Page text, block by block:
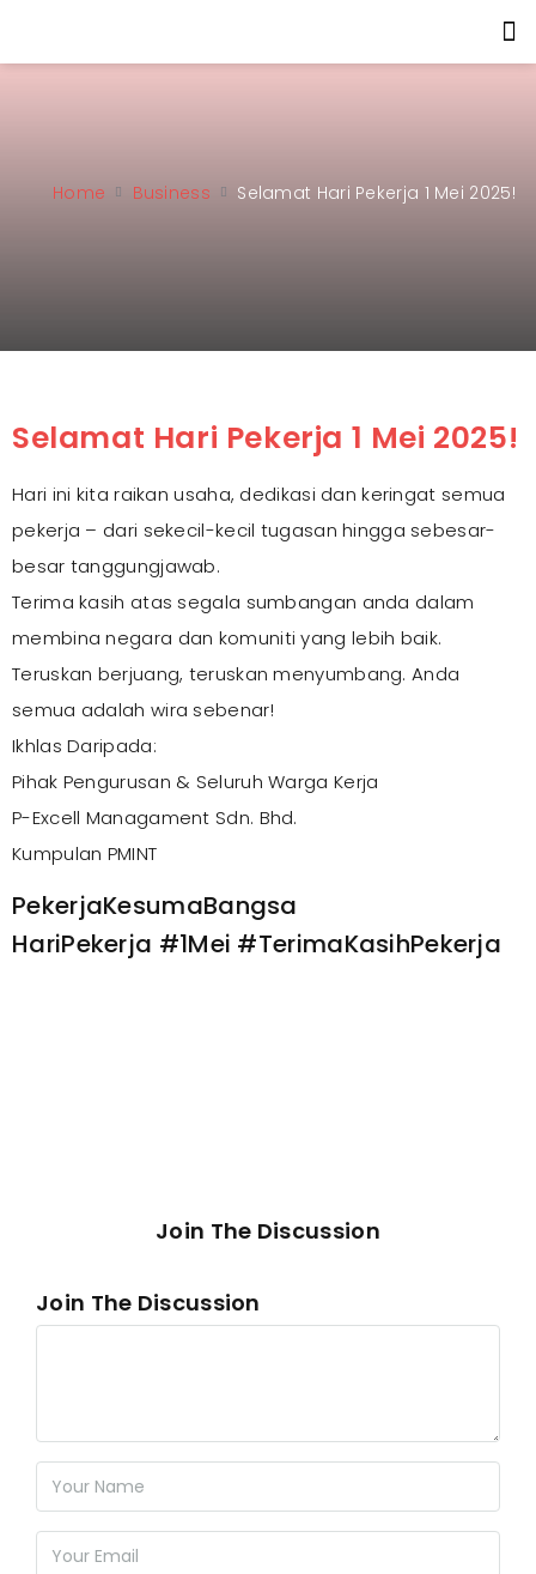
Home Business Selamat Hari Pekerja 1 Mei 2025!
Selamat Hari Pekerja 1 Mei 2025!
Hari ini kita raikan usaha, dedikasi dan keringat semua
pekerja – dari sekecil-kecil tugasan hingga sebesar-
besar tanggungjawab.
Terima kasih atas segala sumbangan anda dalam
membina negara dan komuniti yang lebih baik.
Teruskan berjuang, teruskan menyumbang. Anda
semua adalah wira sebenar!
Ikhlas Daripada:
Pihak Pengurusan & Seluruh Warga Kerja
P-Excell Managament Sdn. Bhd.
Kumpulan PMINT
PekerjaKesumaBangsa
HariPekerja #1Mei #TerimaKasihPekerja
Join The Discussion
Join The Discussion